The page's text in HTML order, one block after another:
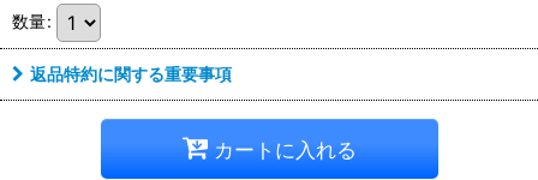
数量:
返品特約に関する重要事項
カートに入れる